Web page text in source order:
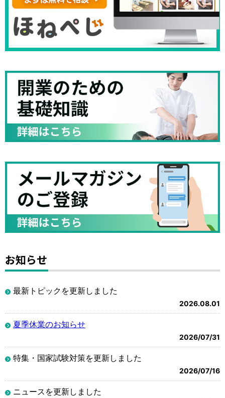
お知らせ
最新トピックを更新しました
2026.08.01
夏季休業のお知らせ
2026/07/31
特集・国家試験対策を更新しました
2026/07/16
ニュースを更新しました